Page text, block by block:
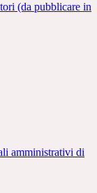
(da pubblicare in
amministrativi di